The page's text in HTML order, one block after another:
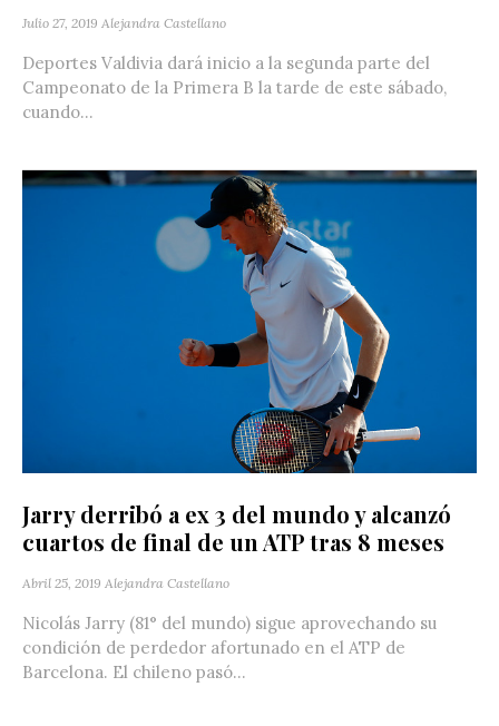
Julio 27, 2019 Alejandra Castellano
Deportes Valdivia dará inicio a la segunda parte del
Campeonato de la Primera B la tarde de este sábado,
cuando...
Jarry derribó a ex 3 del mundo y alcanzó
cuartos de final de un ATP tras 8 meses
Abril 25, 2019 Alejandra Castellano
Nicolás Jarry (81° del mundo) sigue aprovechando su
condición de perdedor afortunado en el ATP de
Barcelona. El chileno pasó...